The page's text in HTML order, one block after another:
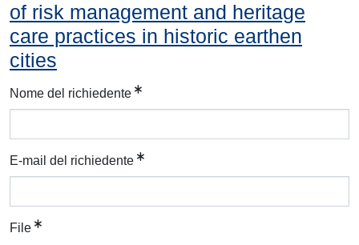
of risk management and heritage
care practices in historic earthen
cities
Nome del richiedente
E-mail del richiedente
File